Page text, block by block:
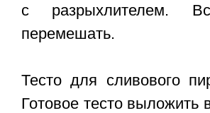
с разрыхлителем.
перемешать.
Тесто для сливового
Готовое тесто выложить